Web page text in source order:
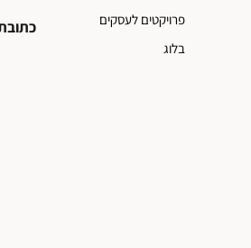
פרויקטים לעסקים
בלוג